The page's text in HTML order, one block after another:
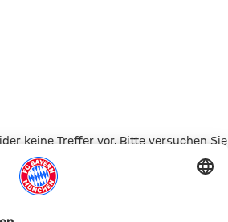
keine Treffer vor. Bitte versuchen Sie
Zur Startseite